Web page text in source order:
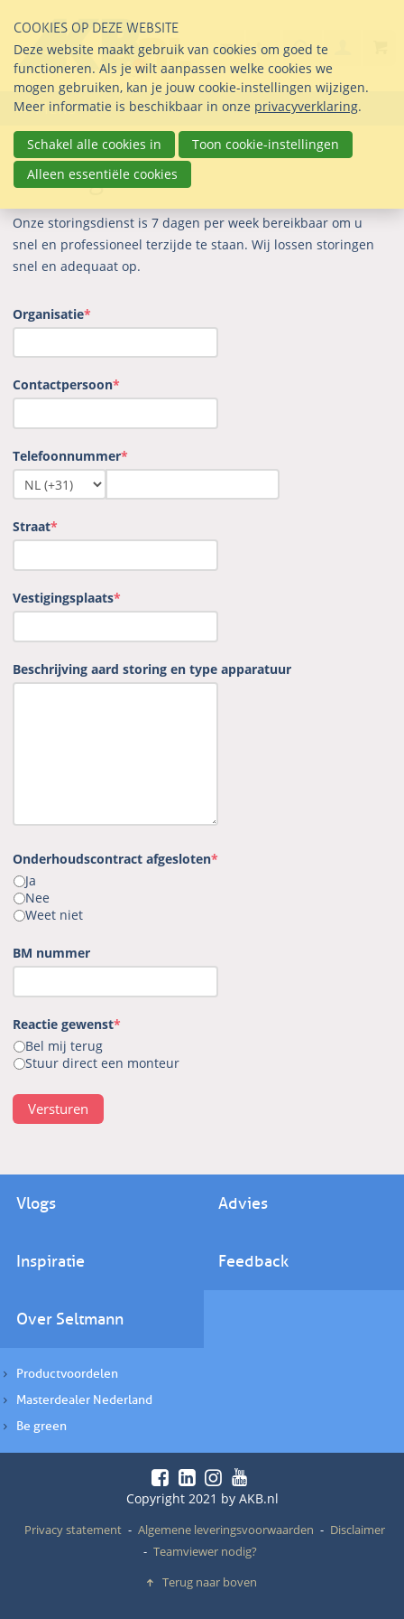
links
over
Direct
naar
inhoud
Direct
naar
het
hoofdmenu
info@seltmann-
Stel uw vraag
030 69 50 814
Search
Menu
Storing?
Onze storingsdienst is 7 dagen per week bereikbaar om u
snel en professioneel terzijde te staan. Wij lossen storingen
snel en adequaat op.
Organisatie*
Contactpersoon*
Telefoonnummer*
Straat*
Vestigingsplaats*
Beschrijving aard storing en type apparatuur
Onderhoudscontract afgesloten*
Ja
Nee
Weet niet
BM nummer
Reactie gewenst*
Bel mij terug
Stuur direct een monteur
Versturen
Vlogs Advies
Inspiratie Feedback
Over Seltmann
Productvoordelen
Masterdealer Nederland
Be green
Copyright 2021 by AKB.nl
Privacy statement Algemene leveringsvoorwaarden
Disclaimer
Teamviewer nodig?
Terug naar boven
COOKIES OP DEZE WEBSITE
Deze website maakt gebruik van cookies om goed te
functioneren. Als je wilt aanpassen welke cookies we
mogen gebruiken, kan je jouw cookie-instellingen wijzigen.
Meer informatie is beschikbaar in onze privacyverklaring.
Schakel alle cookies in
Toon cookie-instellingen
Alleen essentiële cookies